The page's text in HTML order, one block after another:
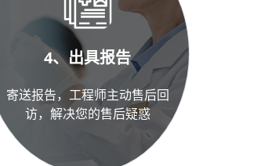
4、出具报告
寄送报告，工程师主动售后回
访，解决您的售后疑惑